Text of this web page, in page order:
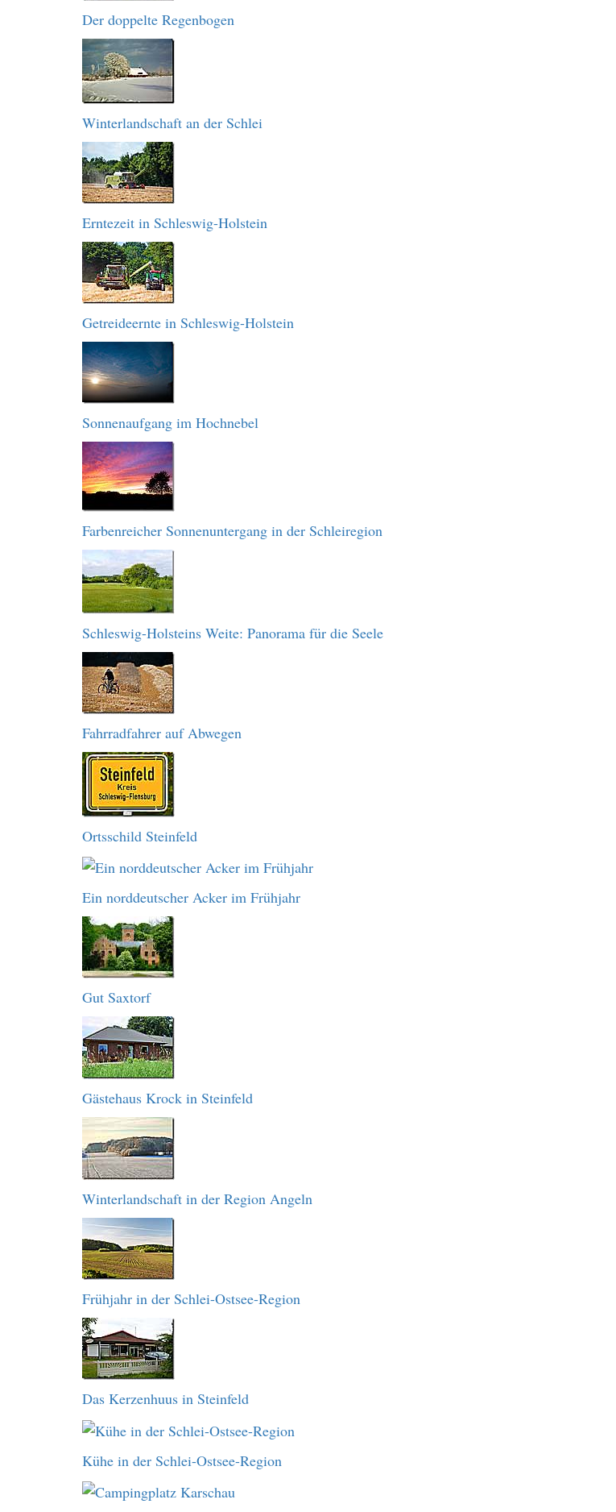
Der doppelte Regenbogen
Winterlandschaft an der Schlei
Erntezeit in Schleswig-Holstein
Getreideernte in Schleswig-Holstein
Sonnenaufgang im Hochnebel
Farbenreicher Sonnenuntergang in der Schleiregion
Schleswig-Holsteins Weite: Panorama für die Seele
Fahrradfahrer auf Abwegen
Ortsschild Steinfeld
Ein norddeutscher Acker im Frühjahr
Gut Saxtorf
Gästehaus Krock in Steinfeld
Winterlandschaft in der Region Angeln
Frühjahr in der Schlei-Ostsee-Region
Das Kerzenhuus in Steinfeld
Kühe in der Schlei-Ostsee-Region